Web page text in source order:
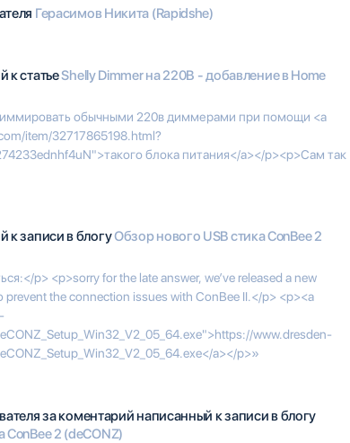
Герасимов Никита (Rapidshe)
к статьеShelly Dimmer на 220В - добавление в Home
обычными 220в диммерами при помощи <a
item/32717865198.html?
блока питания</a></p><p>Сам так
к записи в блогуОбзор нового USB стика ConBee 2
p> <p>sorry for the late answer, we’ve released a new
the connection issues with ConBee II.</p> <p><a
www.dresden-
a></p>»
за коментарий написанный к записи в блогу
2 (deCONZ)